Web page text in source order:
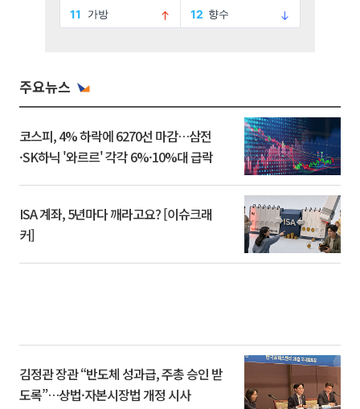
주요뉴스
코스피, 4% 하락에 6270선 마감…삼전
·SK하닉 '와르르' 각각 6%·10%대 급락
ISA 계좌, 5년마다 깨라고요? [이슈크래
커]
김정관 장관 “반도체 성과급, 주총 승인 받
도록”…상법·자본시장법 개정 시사